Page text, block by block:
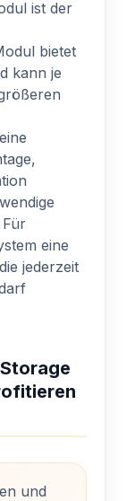
ist der
bietet
kann je
eine
jederzeit
und